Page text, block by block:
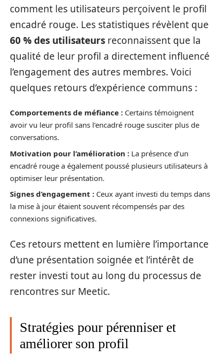
comment les utilisateurs perçoivent le profil
encadré rouge. Les statistiques révèlent que
60 % des utilisateurs reconnaissent que la
qualité de leur profil a directement influencé
l’engagement des autres membres. Voici
quelques retours d’expérience communs :
Comportements de méfiance : Certains témoignent
avoir vu leur profil sans l’encadré rouge susciter plus de
conversations.
Motivation pour l’amélioration : La présence d’un
encadré rouge a également poussé plusieurs utilisateurs à
optimiser leur présentation.
Signes d’engagement : Ceux ayant investi du temps dans
la mise à jour étaient souvent récompensés par des
connexions significatives.
Ces retours mettent en lumière l’importance
d’une présentation soignée et l’intérêt de
rester investi tout au long du processus de
rencontres sur Meetic.
Stratégies pour pérenniser et
améliorer son profil